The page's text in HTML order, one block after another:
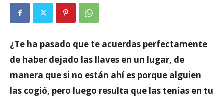
¿Te ha pasado que te acuerdas perfectamente
de haber dejado las llaves en un lugar, de
manera que si no están ahí es porque alguien
las cogió, pero luego resulta que las tenías en tu